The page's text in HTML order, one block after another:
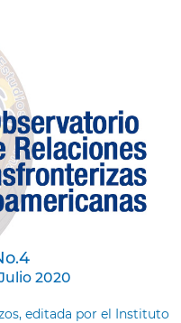
2020
editada por el Instituto